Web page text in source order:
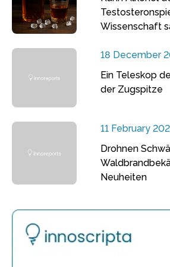
Wissenschaft
18 December
Ein Teleskop
der Zugspitze
11 February
Drohnen
Neuheiten